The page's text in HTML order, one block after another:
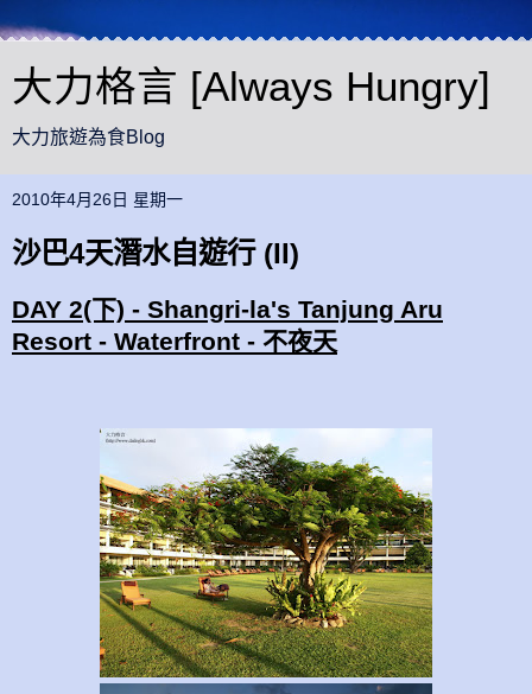
大力格言 [Always Hungry]
大力旅遊為食Blog
2010年4月26日 星期一
沙巴4天潛水自遊行 (II)
DAY 2(下) - Shangri-la's Tanjung Aru
Resort - Waterfront - 不夜天